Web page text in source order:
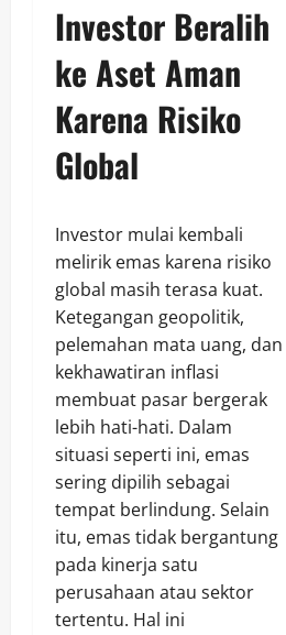
Investor Beralih
ke Aset Aman
Karena Risiko
Global
Investor mulai kembali
melirik emas karena risiko
global masih terasa kuat.
Ketegangan geopolitik,
pelemahan mata uang, dan
kekhawatiran inflasi
membuat pasar bergerak
lebih hati-hati. Dalam
situasi seperti ini, emas
sering dipilih sebagai
tempat berlindung. Selain
itu, emas tidak bergantung
pada kinerja satu
perusahaan atau sektor
tertentu. Hal ini